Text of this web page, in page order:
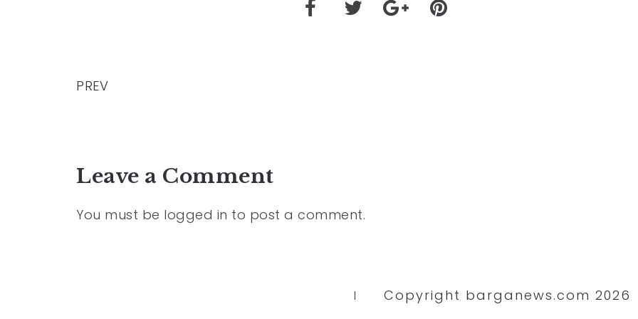
PREV
Leave a Comment
You must be logged in to post a comment.
Copyright barganews.com 2026